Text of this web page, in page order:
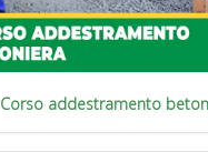
Corso addestramento